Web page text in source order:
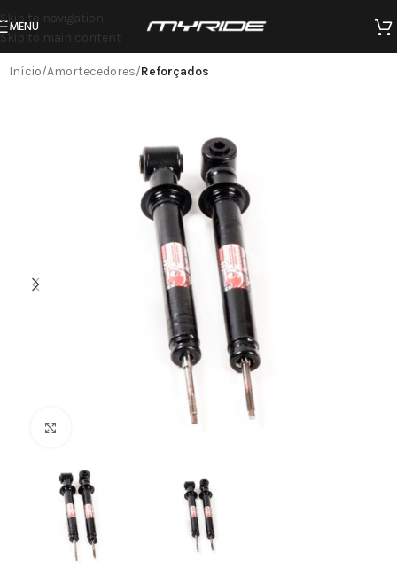
Skip to navigation
Skip to main content
MENU
Início Amortecedores Reforçados